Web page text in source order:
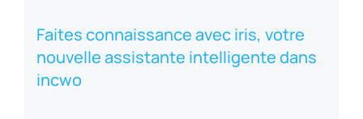
Faites connaissance avec iris, votre
nouvelle assistante intelligente dans
incwo